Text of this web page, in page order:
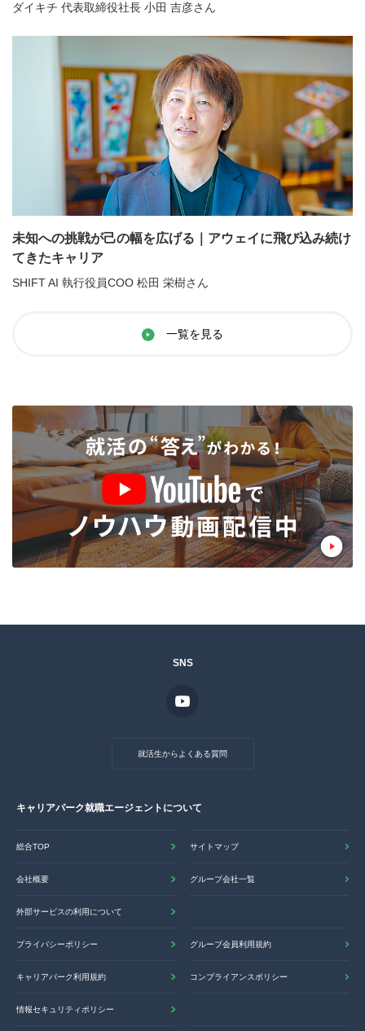
ダイキチ 代表取締役社長 小田 吉彦さん
未知への挑戦が己の幅を広げる｜アウェイに飛び込み続け
てきたキャリア
SHIFT AI 執行役員COO 松田 栄樹さん
一覧を見る
SNS
就活生からよくある質問
キャリアパーク就職エージェントについて
総合TOP サイトマップ
会社概要 グループ会社一覧
外部サービスの利用について
プライバシーポリシー グループ会員利用規約
キャリアパーク利用規約 コンプライアンスポリシー
情報セキュリティポリシー